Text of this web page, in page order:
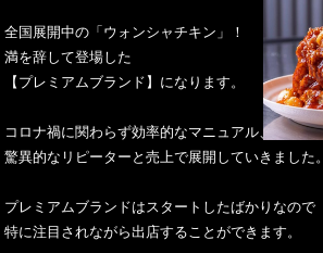
全国展開中の「ウォンシャチキン」！
満を辞して登場した
【プレミアムブランド】になります。
コロナ禍に関わらず効率的なマニュアル、
驚異的なリピーターと売上で展開していきました。
プレミアムブランドはスタートしたばかりなので
特に注目されながら出店することができます。